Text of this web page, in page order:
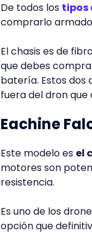
De todos los tipos
comprarlo
El chasis es de
que debes
batería. Estos
fuera del dron
Eachine
Este modelo es el
motores son
resistencia.
Es uno de los
opción que